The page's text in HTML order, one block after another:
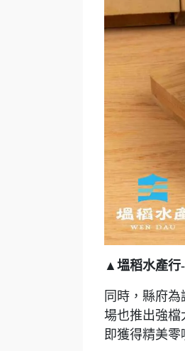
▲塭稻水產行
同時，縣府
場也推出強檔
即獲得精美零